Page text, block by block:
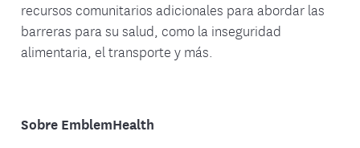
recursos comunitarios adicionales para abordar las
barreras para su salud, como la inseguridad
alimentaria, el transporte y más.
Sobre EmblemHealth